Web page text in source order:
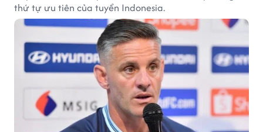
thứ tự ưu tiên của tuyển Indonesia.